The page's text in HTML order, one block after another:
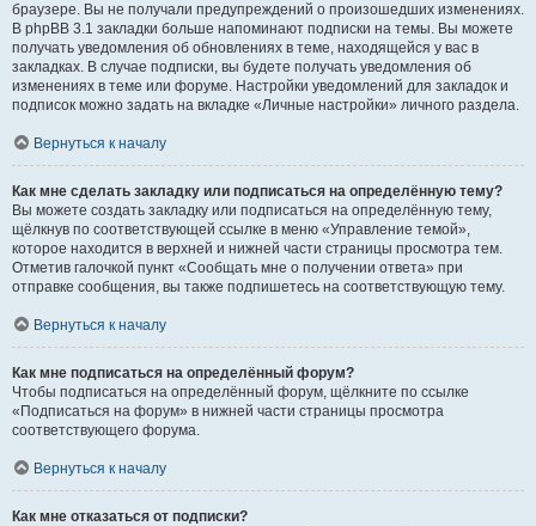
браузере. Вы не получали предупреждений о произошедших изменениях.
В phpBB 3.1 закладки больше напоминают подписки на темы. Вы можете
получать уведомления об обновлениях в теме, находящейся у вас в
закладках. В случае подписки, вы будете получать уведомления об
изменениях в теме или форуме. Настройки уведомлений для закладок и
подписок можно задать на вкладке «Личные настройки» личного раздела.
Вернуться к началу
Как мне сделать закладку или подписаться на определённую тему?
Вы можете создать закладку или подписаться на определённую тему,
щёлкнув по соответствующей ссылке в меню «Управление темой»,
которое находится в верхней и нижней части страницы просмотра тем.
Отметив галочкой пункт «Сообщать мне о получении ответа» при
отправке сообщения, вы также подпишетесь на соответствующую тему.
Вернуться к началу
Как мне подписаться на определённый форум?
Чтобы подписаться на определённый форум, щёлкните по ссылке
«Подписаться на форум» в нижней части страницы просмотра
соответствующего форума.
Вернуться к началу
Как мне отказаться от подписки?